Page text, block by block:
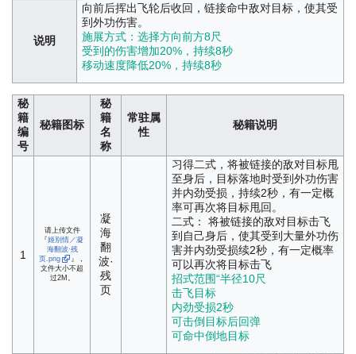
说明
向前后挥出飞轮后收回，链接命中敌对目标，使其受
到外功伤害。
施展方式：选择方向前方8尺
受到的伤害增加20%，持续8秒
移动速度降低20%，持续8秒
秘
籍
编
号
秘籍图标
秘
籍
名
称
常驻属
性
秘籍说明
1
请上传文件
『姬别情／凝
海翻波·残
页.png
』，
文件大小不超
过2M。
凝
海
翻
波·
残
页
习得二式，将被链接的敌对目标甩
至身后，目标落地时受到外功伤害
并内劲受损，持续2秒，有一定概
率可再次将目标甩回。
二式： 将被链接的敌对目标击飞
到自己身后，使其受到大量外功伤
害并内劲受损续2秒，有一定概率
可以再次将目标击飞
招式范围“半径10尺
击飞目标
内劲受损2秒
可击倒目标后回弹
可命中倒地目标